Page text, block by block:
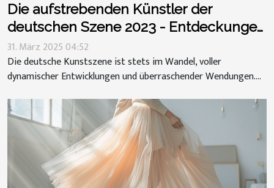
Die aufstrebenden Künstler der
deutschen Szene 2023 - Entdeckungen
und Insider-Tipps
31. März 2025 04:52
Die deutsche Kunstszene ist stets im Wandel, voller
dynamischer Entwicklungen und überraschender Wendungen....